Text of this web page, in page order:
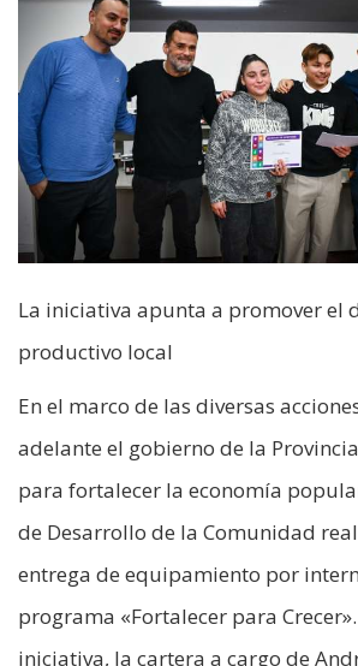
La iniciativa apunta a promover el
productivo local
En el marco de las diversas
adelante el gobierno de la
para fortalecer la economía
de Desarrollo de la Comunidad
entrega de equipamiento por
programa «Fortalecer para
iniciativa, la cartera a cargo de